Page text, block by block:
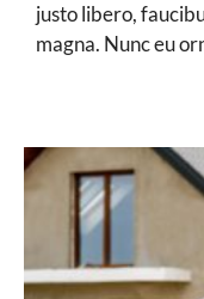
justo libero,
magna. Nunc eu